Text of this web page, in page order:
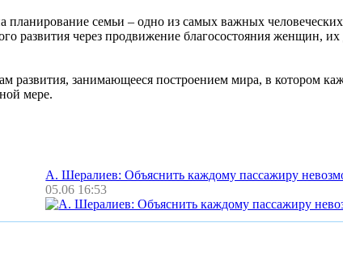
семьи – одно из самых важных человеческих
развития через продвижение благосостояния женщин, их
занимающееся построением мира, в котором
мере.
А. Шералиев: Объяснить каждому пассажиру
05.06 16:53